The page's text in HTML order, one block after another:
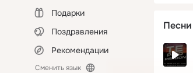
Подарки
Поздравления
Рекомендации
Сменить язык
Песни